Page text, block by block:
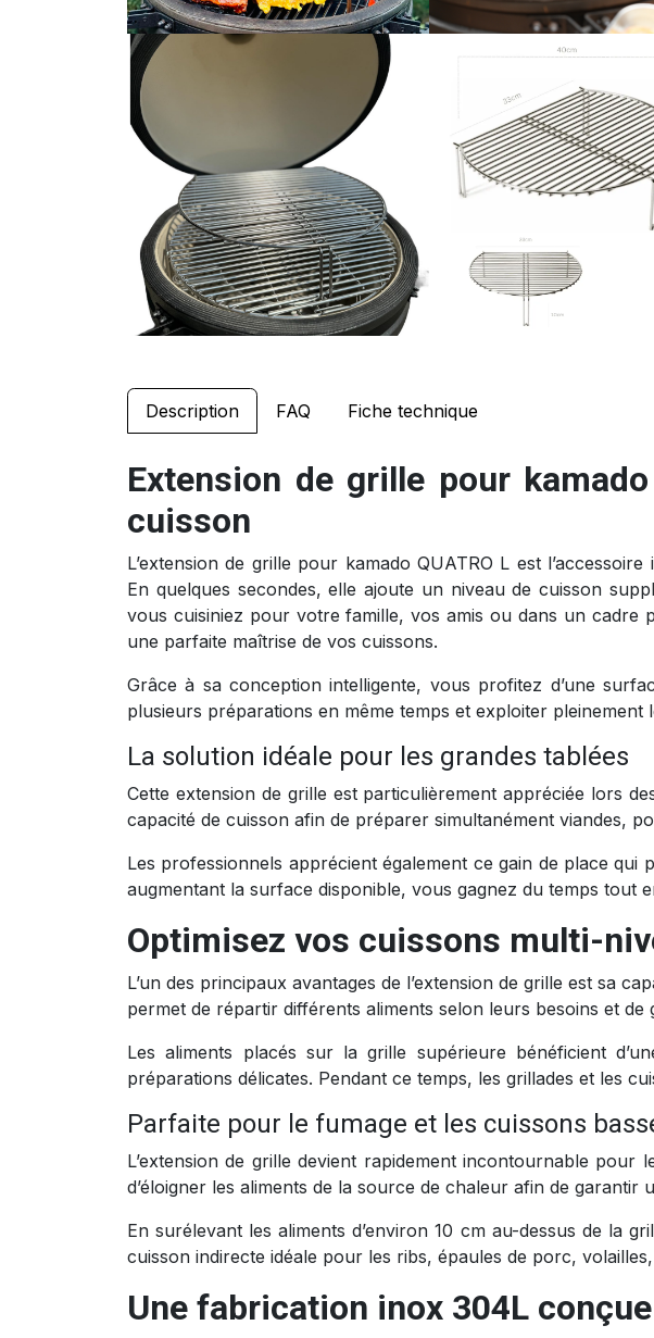
Description FAQ Fiche technique
Extension de grille pour
cuisson
L’extension de grille pour kamado QUATRO L est
En quelques secondes, elle ajoute un niveau de cuisson
vous cuisiniez pour votre famille, vos amis ou dans un cadre
une parfaite maîtrise de vos cuissons.
Grâce à sa conception intelligente, vous profitez d’une
plusieurs préparations en même temps et exploiter
La solution idéale pour les grandes tablées
Cette extension de grille est particulièrement appréciée lors
capacité de cuisson afin de préparer simultanément viandes,
Les professionnels apprécient également ce gain de place qui
augmentant la surface disponible, vous gagnez du temps tout
Optimisez vos cuissons multi-
L’un des principaux avantages de l’extension de grille est sa
permet de répartir différents aliments selon leurs besoins et
Les aliments placés sur la grille supérieure bénéficient
préparations délicates. Pendant ce temps, les grillades et les
Parfaite pour le fumage et les cuissons
L’extension de grille devient rapidement incontournable
d’éloigner les aliments de la source de chaleur afin de
En surélevant les aliments d’environ 10 cm au-dessus de la
cuisson indirecte idéale pour les ribs, épaules de porc,
Une fabrication inox 304L